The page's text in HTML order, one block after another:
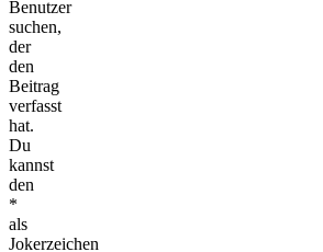
Benutzer
suchen,
der
den
Beitrag
verfasst
hat.
Du
kannst
den
*
als
Jokerzeichen